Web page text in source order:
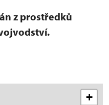
z prostředků
+